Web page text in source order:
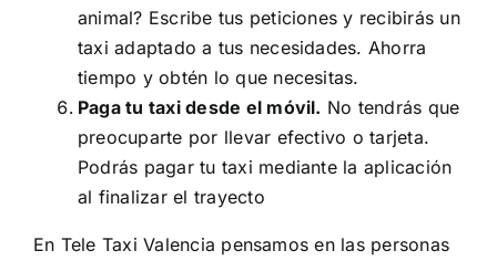
animal? Escribe tus peticiones y recibirás un
taxi adaptado a tus necesidades. Ahorra
tiempo y obtén lo que necesitas.
Paga tu taxi desde el móvil. No tendrás que
preocuparte por llevar efectivo o tarjeta.
Podrás pagar tu taxi mediante la aplicación
al finalizar el trayecto
En Tele Taxi Valencia pensamos en las personas